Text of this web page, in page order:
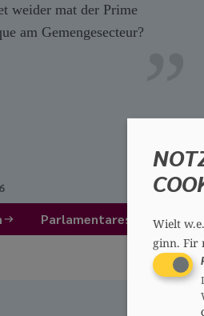
weider mat der Prime
am Gemengesecteur?
Parlamentaresch Froe
Wielt
ginn. Fir